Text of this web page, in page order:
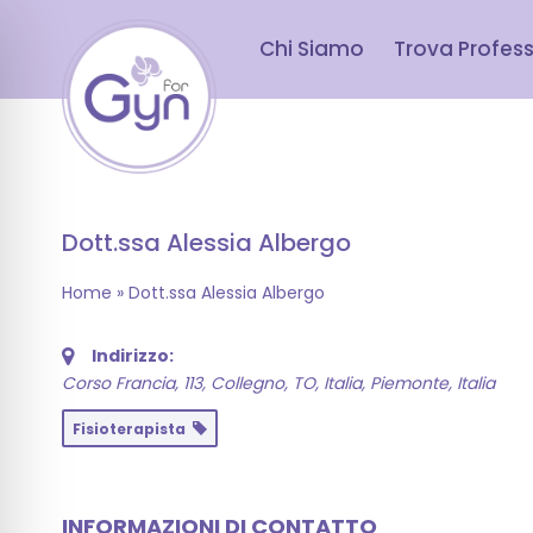
Chi Siamo Trova
Dott.ssa Alessia Albergo
Home » Dott.ssa Alessia Albergo
Indirizzo:
Corso Francia, 113, Collegno, TO, Italia, Piemonte, Italia
Fisioterapista
INFORMAZIONI DI CONTATTO